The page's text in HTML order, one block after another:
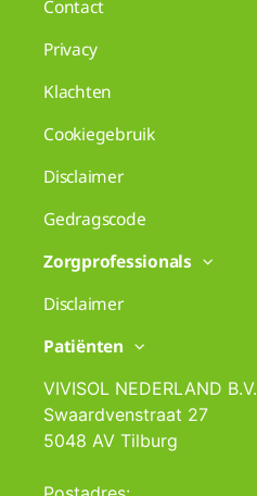
Contact
Privacy
Klachten
Cookiegebruik
Disclaimer
Gedragscode
Zorgprofessionals
Disclaimer
Patiënten
VIVISOL NEDERLAND B.V.
Swaardvenstraat 27
5048 AV Tilburg